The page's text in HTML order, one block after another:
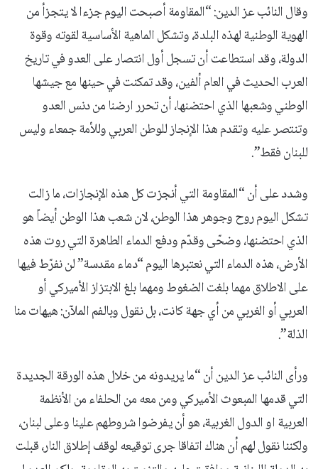
وقال النائب عز الدين: “المقاومة أصبحت اليوم جزءا لا يتجزأ من
الهوية الوطنية لهذه البلدة، وتشكل الماهية الأساسية لقوته وقوة
الدولة، وقد استطاعت أن تسجل أول انتصار على العدو في تاريخ
العرب الحديث في العام ألفين، وقد تمكنت في حينها مع جيشها
الوطني وشعبها الذي احتضنها، أن تحرر ارضنا من دنس العدو
وتنتصر عليه وتقدم هذا الإنجاز للوطن العربي وللأمة جمعاء وليس
للبنان فقط”.
وشدد على أن “المقاومة التي أنجزت كل هذه الإنجازات، ما زالت
تشكل اليوم روح وجوهر هذا الوطن، لان شعب هذا الوطن أيضاً هو
الذي احتضنها، وضحّى وقدّم ودفع الدماء الطاهرة التي روت هذه
الأرض، هذه الدماء التي نعتبرها اليوم “دماء مقدسة” لن نفرّط فيها
على الاطلاق مهما بلغت الضغوط ومهما بلغ الابتزاز الأميركي أو
العربي أو الغربي من أي جهة كانت، بل نقول وبالفم الملآن: هيهات منا
الذلة”.
ورأى النائب عز الدين أن “ما يريدونه من خلال هذه الورقة الجديدة
التي قدمها المبعوث الأميركي ومن معه من الحلفاء من الأنظمة
العربية او الدول الغربية، هو أن يفرضوا شروطهم علينا وعلى لبنان،
ولكننا نقول لهم أن هناك اتفاقا جرى توقيعه لوقف إطلاق النار، قبلت